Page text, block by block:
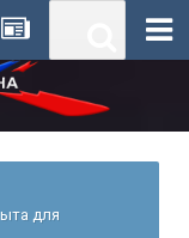
для